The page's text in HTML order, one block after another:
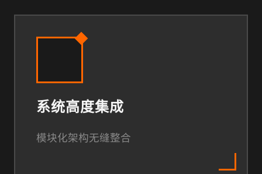
系统高度集成
模块化架构无缝整合